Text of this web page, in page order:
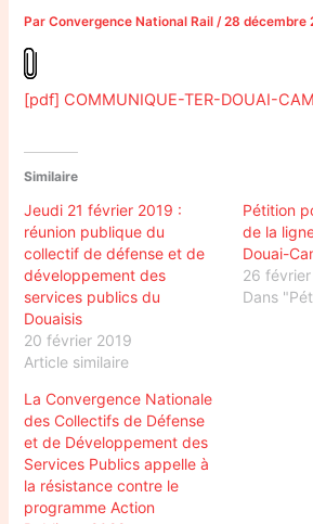
ParConvergence National Rail/28 décembre
[pdf] COMMUNIQUE-TER-DOUAI-
Similaire
Jeudi 21 février 2019 :
réunion publique du
collectif de défense et de
développement des
services publics du
Douaisis
20 février 2019
Article similaire
Pétition
de la
Douai-
26
Dans
La Convergence Nationale
des Collectifs de Défense
et de Développement des
Services Publics appelle à
la résistance contre le
programme Action